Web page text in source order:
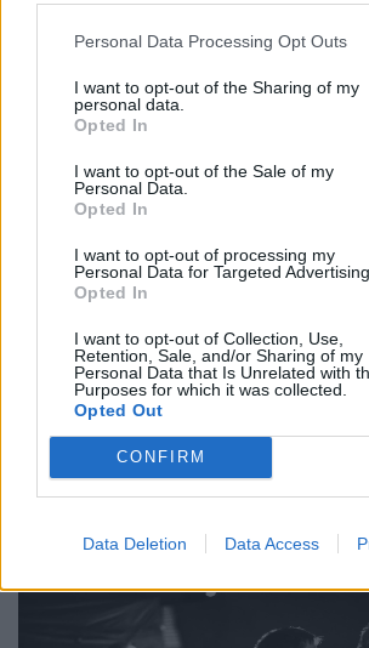
Personal Data Processing Opt Outs
I want to opt-out of the Sharing of my
personal data.
Opted In
I want to opt-out of the Sale of my
Personal Data.
Opted In
I want to opt-out of processing my
Personal Data for Targeted Advertising.
Opted In
I want to opt-out of Collection, Use,
Retention, Sale, and/or Sharing of my
Personal Data that Is Unrelated with
Purposes for which it was collected.
Opted Out
CONFIRM
Data Deletion Data Access
στο Google News
The FAQ Team
Δείτε